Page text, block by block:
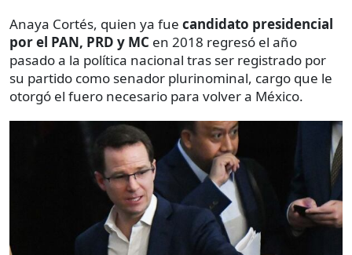
Anaya Cortés, quien ya fue candidato presidencial
por el PAN, PRD y MC en 2018 regresó el año
pasado a la política nacional tras ser registrado por
su partido como senador plurinominal, cargo que le
otorgó el fuero necesario para volver a México.